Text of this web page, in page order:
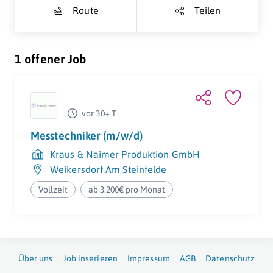
Route Teilen
1 offener Job
vor 30+ T
Messtechniker (m/w/d)
Kraus & Naimer Produktion GmbH
Weikersdorf Am Steinfelde
Vollzeit ab 3.200€ pro Monat
Über uns Job inserieren Impressum AGB Datenschutz